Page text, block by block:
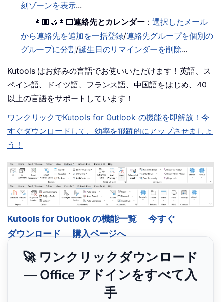
刻ゾーンを表示...
👩🏼‍🤝‍👩🏻連絡先とカレンダー ：選択したメール
から連絡先を追加を一括登録/連絡先グループを個別の
グループに分割/誕生日のリマインダーを削除...
Kutools はお好みの言語でお使いいただけます！英語、ス
ペイン語、ドイツ語、フランス語、中国語をはじめ、40
以上の言語をサポートしています！
ワンクリックでKutools for Outlook の機能を即解放！今
すぐダウンロードして、効率を飛躍的にアップさせましょ
う！
Kutools for Outlook の機能一覧
今すぐ
ダウンロード
購入ページへ
🚀 ワンクリックダウンロード
— Office アドインをすべて入
手